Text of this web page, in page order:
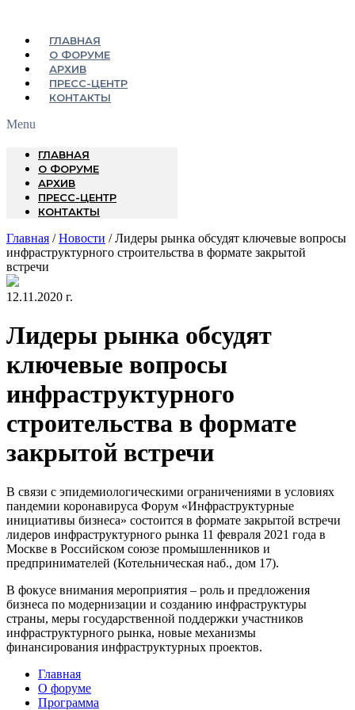
ГЛАВНАЯ
О ФОРУМЕ
АРХИВ
ПРЕСС-ЦЕНТР
КОНТАКТЫ
Menu
ГЛАВНАЯ
О ФОРУМЕ
АРХИВ
ПРЕСС-ЦЕНТР
КОНТАКТЫ
Главная /Новости / Лидеры рынка обсудят ключевые вопросы
инфраструктурного строительства в формате закрытой
встречи
12.11.2020 г.
Лидеры рынка обсудят
ключевые вопросы
инфраструктурного
строительства в формате
закрытой встречи
В связи с эпидемиологическими ограничениями в условиях
пандемии коронавируса Форум «Инфраструктурные
инициативы бизнеса» состоится в формате закрытой встречи
лидеров инфраструктурного рынка 11 февраля 2021 года в
Москве в Российском союзе промышленников и
предпринимателей (Котельническая наб., дом 17).
В фокусе внимания мероприятия – роль и предложения
бизнеса по модернизации и созданию инфраструктуры
страны, меры государственной поддержки участников
инфраструктурного рынка, новые механизмы
финансирования инфраструктурных проектов.
Главная
О форуме
Программа